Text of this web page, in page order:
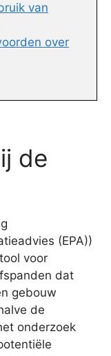
van
over
de
(EPA))
voor
dat
gebouw
de
onderzoek